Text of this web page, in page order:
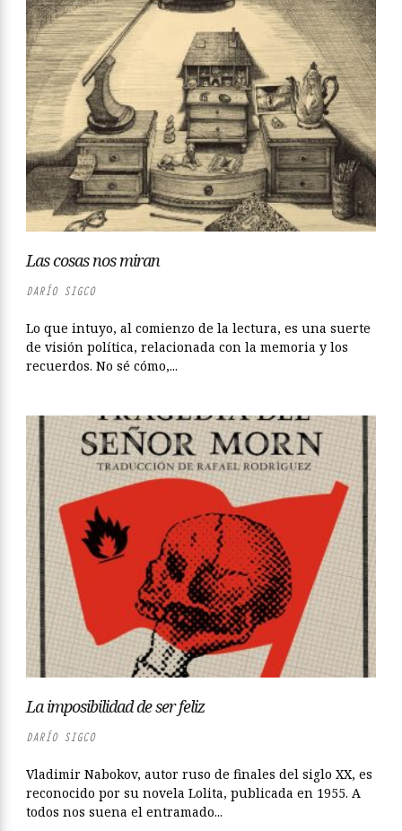
Las cosas nos miran
DARÍO SIGCO
Lo que intuyo, al comienzo de la lectura, es una suerte
de visión política, relacionada con la memoria y los
recuerdos. No sé cómo,...
La imposibilidad de ser feliz
DARÍO SIGCO
Vladimir Nabokov, autor ruso de finales del siglo XX, es
reconocido por su novela Lolita, publicada en 1955. A
todos nos suena el entramado...